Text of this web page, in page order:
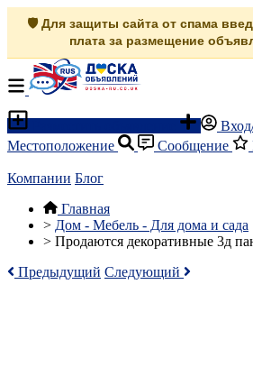
🛡️ Для защиты сайта от спама
плата за размещение
Местоположение
Сообщение
Компании Блог
Главная
> Дом - Мебель - Для дома и сада
> Продаются декоративные 3д
Предыдущий Следующий